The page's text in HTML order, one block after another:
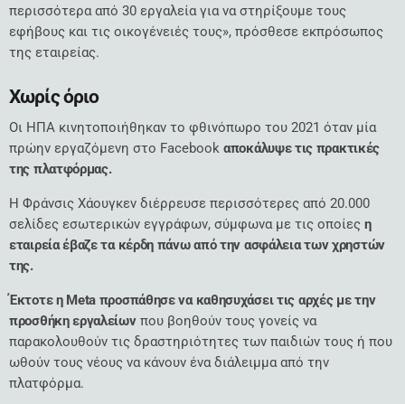
περισσότερα από 30 εργαλεία για να στηρίξουμε τους
εφήβους και τις οικογένειές τους», πρόσθεσε εκπρόσωπος
της εταιρείας.
Χωρίς όριο
Οι ΗΠΑ κινητοποιήθηκαν το φθινόπωρο του 2021 όταν μία
πρώην εργαζόμενη στο Facebook αποκάλυψε τις πρακτικές
της πλατφόρμας.
Η Φράνσις Χάουγκεν διέρρευσε περισσότερες από 20.000
σελίδες εσωτερικών εγγράφων, σύμφωνα με τις οποίες η
εταιρεία έβαζε τα κέρδη πάνω από την ασφάλεια των χρηστών
της.
Έκτοτε η Meta προσπάθησε να καθησυχάσει τις αρχές με την
προσθήκη εργαλείωνπου βοηθούν τους γονείς να
παρακολουθούν τις δραστηριότητες των παιδιών τους ή που
ωθούν τους νέους να κάνουν ένα διάλειμμα από την
πλατφόρμα.